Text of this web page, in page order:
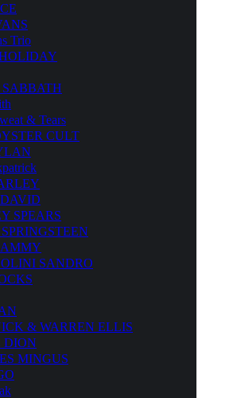
Trio
& Tears
CULT
SPEARS
SANDRO
& WARREN ELLIS
DION
MINGUS